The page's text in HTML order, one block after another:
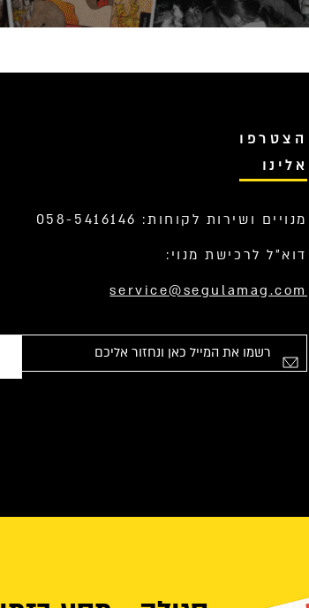
הצטרפו
אלינו
מנויים ושירות לקוחות: 058-5416146
דוא”ל לרכישת מנוי:
service@segulamag.com